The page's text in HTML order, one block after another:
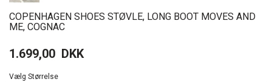
COPENHAGEN SHOES STØVLE, LONG BOOT MOVES AND
ME, COGNAC
1.699,00 DKK
Vælg Størrelse